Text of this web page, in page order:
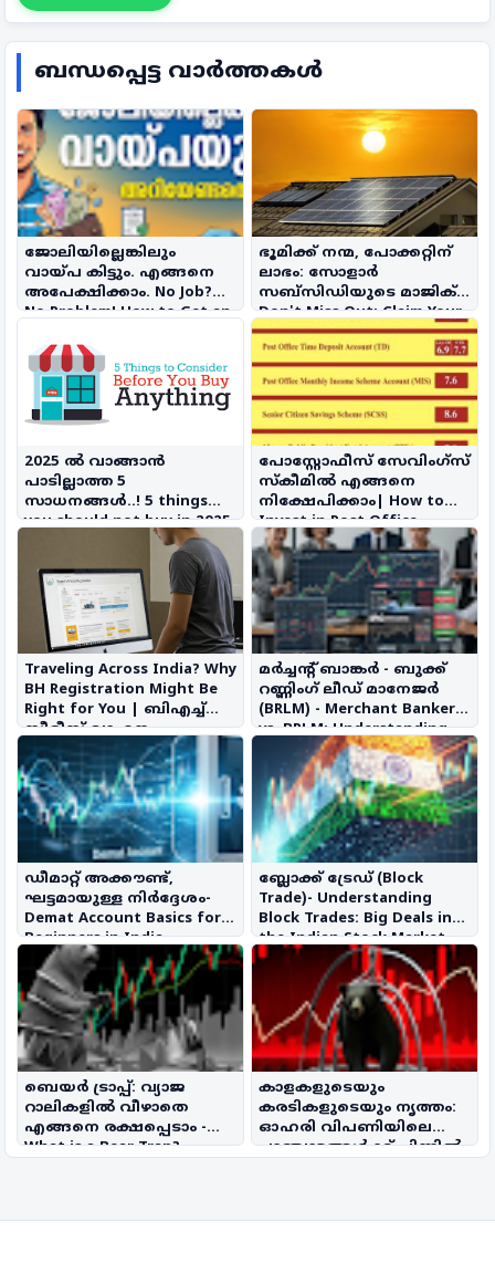
ബന്ധപ്പെട്ട വാർത്തകൾ
ജോലിയില്ലെങ്കിലും
വായ്പ കിട്ടും. എങ്ങനെ
അപേക്ഷിക്കാം. No Job?
No Problem! How to Get an
ഭൂമിക്ക് നന്മ, പോക്കറ്റിന്
ലാഭം: സോളാർ
സബ്സിഡിയുടെ മാജിക് |
Don't Miss Out: Claim Your
Solar Subsidy Today
2025 ൽ വാങ്ങാൻ
പാടില്ലാത്ത 5
സാധനങ്ങൾ..! 5 things
you should not buy in 2025
പോസ്റ്റോഫീസ് സേവിംഗ്സ്
സ്കീമിൽ എങ്ങനെ
നിക്ഷേപിക്കാം| How to
Invest in Post Office
Savings Scheme
Traveling Across India? Why
BH Registration Might Be
Right for You | ബിഎച്ച്
സീരീസ് വാഹന
രജിസ്ട്രേഷൻ
മര്‍ച്ചന്റ് ബാങ്കര്‍ - ബുക്ക്
റണ്ണിംഗ് ലീഡ് മാനേജര്‍
(BRLM) - Merchant Banker
vs. BRLM: Understanding
IPO Key Players
ഡീമാറ്റ് അക്കൗണ്ട്,
ഘട്ടമായുള്ള നിർദ്ദേശം-
Demat Account Basics for
Beginners in India
ബ്ലോക്ക് ട്രേഡ് (Block
Trade)- Understanding
Block Trades: Big Deals in
the Indian Stock Market
ബെയർ ട്രാപ്പ്: വ്യാജ
റാലികളിൽ വീഴാതെ
എങ്ങനെ രക്ഷപ്പെടാം -
What is a Bear Trap?
കാളകളുടെയും
കരടികളുടെയും നൃത്തം:
ഓഹരി വിപണിയിലെ
ചാഞ്ചാട്ടങ്ങൾക്ക് പിന്നിൽ